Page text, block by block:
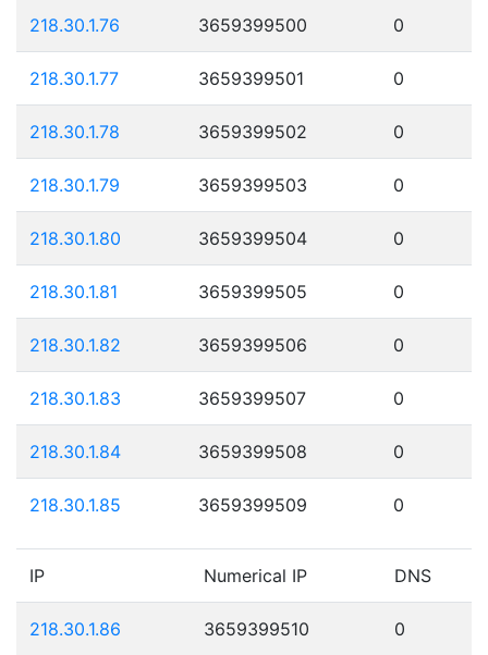
218.30.1.76 3659399500 0
218.30.1.77 3659399501 0
218.30.1.78 3659399502 0
218.30.1.79 3659399503 0
218.30.1.80 3659399504 0
218.30.1.81 3659399505 0
218.30.1.82 3659399506 0
218.30.1.83 3659399507 0
218.30.1.84 3659399508 0
218.30.1.85 3659399509 0
IP Numerical IP DNS
218.30.1.86 3659399510 0